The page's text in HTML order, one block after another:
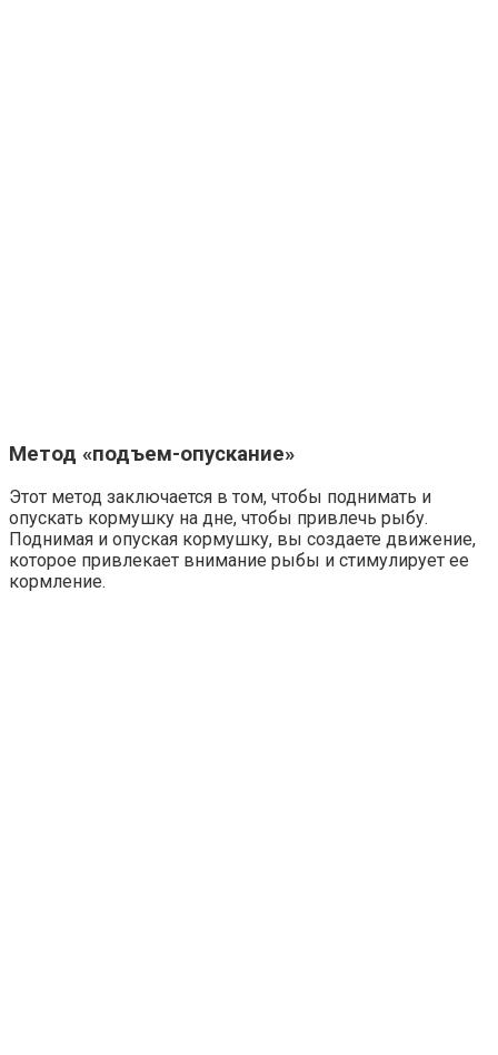
Метод «подъем-опускание»
Этот метод заключается в том, чтобы поднимать и
опускать кормушку на дне, чтобы привлечь рыбу.
Поднимая и опуская кормушку, вы создаете движение,
которое привлекает внимание рыбы и стимулирует ее
кормление.